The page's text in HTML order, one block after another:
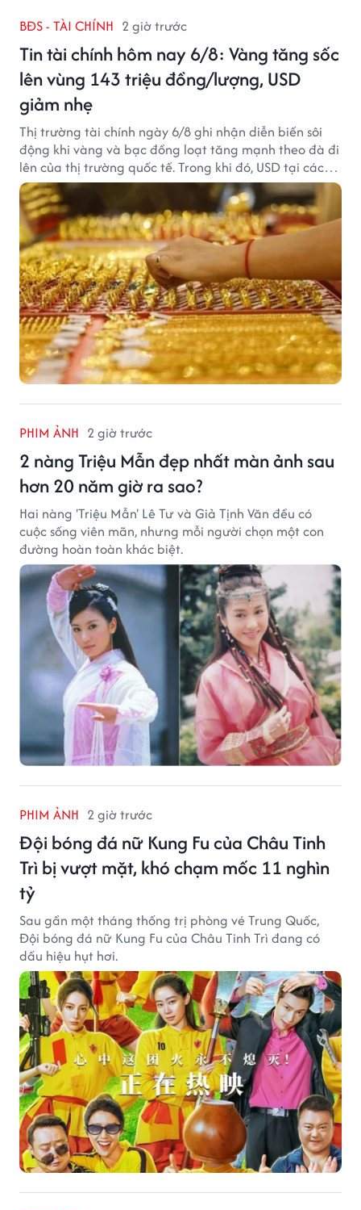
BĐS - TÀI CHÍNH 2 giờ trước
Tin tài chính hôm nay 6/8: Vàng tăng sốc
lên vùng 143 triệu đồng/lượng, USD
giảm nhẹ
Thị trường tài chính ngày 6/8 ghi nhận diễn biến sôi
động khi vàng và bạc đồng loạt tăng mạnh theo đà đi
lên của thị trường quốc tế. Trong khi đó, USD tại các
ngân hàng tiếp tục hạ nhiệt dù tỷ giá trung tâm lập
đỉnh mới.
PHIM ẢNH 2 giờ trước
2 nàng Triệu Mẫn đẹp nhất màn ảnh sau
hơn 20 năm giờ ra sao?
Hai nàng 'Triệu Mẫn' Lê Tư và Giả Tịnh Văn đều có
cuộc sống viên mãn, nhưng mỗi người chọn một con
đường hoàn toàn khác biệt.
PHIM ẢNH 2 giờ trước
Đội bóng đá nữ Kung Fu của Châu Tinh
Trì bị vượt mặt, khó chạm mốc 11 nghìn
tỷ
Sau gần một tháng thống trị phòng vé Trung Quốc,
Đội bóng đá nữ Kung Fu của Châu Tinh Trì đang có
dấu hiệu hụt hơi.